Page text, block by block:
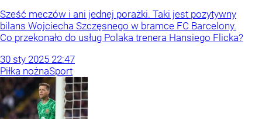
Sześć meczów i ani jednej porażki. Taki jest pozytywny
bilans Wojciecha Szczęsnego w bramce FC Barcelony.
Co przekonało do usług Polaka trenera Hansiego Flicka?
30 sty 2025 22:47
Piłka nożnaSport